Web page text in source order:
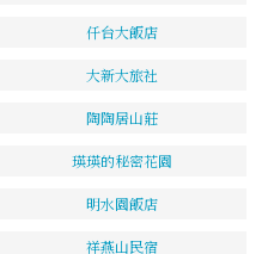
仟台大飯店
大新大旅社
陶陶居山莊
瑛瑛的秘密花園
明水園飯店
祥燕山民宿